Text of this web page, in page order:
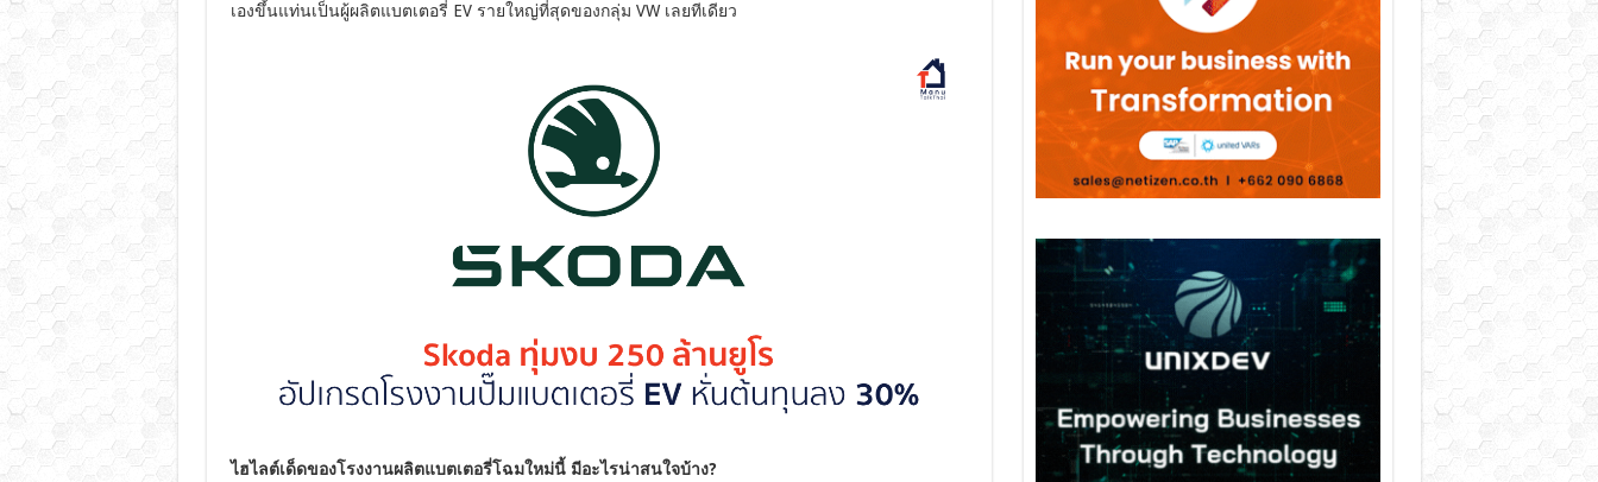
เองขึ้นแท่นเป็นผู้ผลิตแบตเตอรี่ EV รายใหญ่ที่สุดของกลุ่ม VW เลยทีเดียว
ไฮไลต์เด็ดของโรงงานผลิตแบตเตอรี่โฉมใหม่นี้ มีอะไรน่าสนใจบ้าง?